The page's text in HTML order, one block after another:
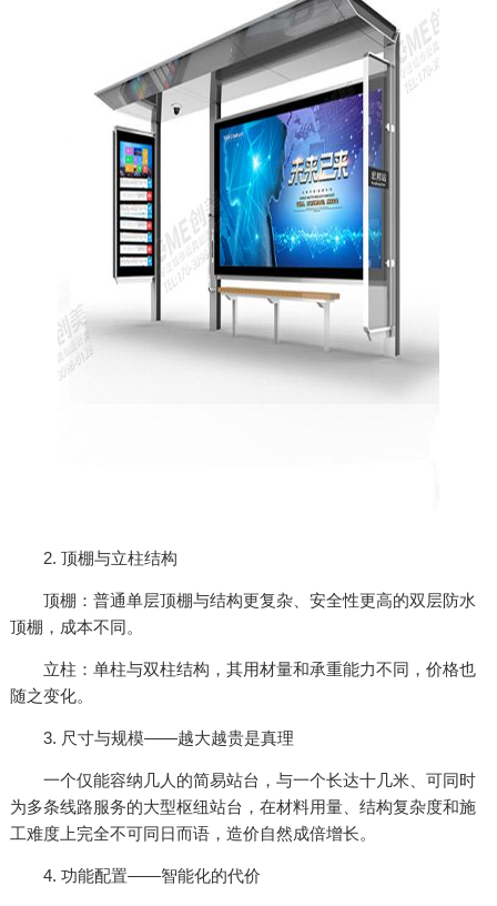
2. 顶棚与立柱结构
顶棚：普通单层顶棚与结构更复杂、安全性更高的双层防水
顶棚，成本不同。
立柱：单柱与双柱结构，其用材量和承重能力不同，价格也
随之变化。
3. 尺寸与规模——越大越贵是真理
一个仅能容纳几人的简易站台，与一个长达十几米、可同时
为多条线路服务的大型枢纽站台，在材料用量、结构复杂度和施
工难度上完全不可同日而语，造价自然成倍增长。
4. 功能配置——智能化的代价